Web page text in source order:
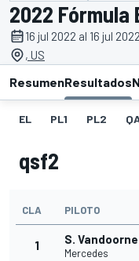
2022 Fórmula
16 jul 2022 al 16 jul 2022
, US
ResumenResultados
EL PL1 PL2
qsf2
CLA PILOTO
1 S. Vandoorne
Mercedes